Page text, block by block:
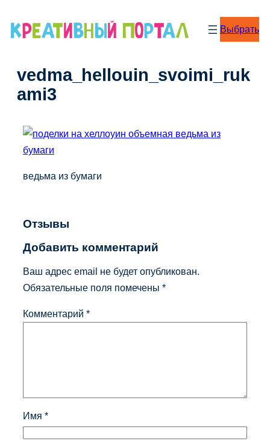
Выбрать
vedma_hellouin_svoimi_ruk
ami3
ведьма из бумаги
Отзывы
Добавить комментарий
Ваш адрес email не будет опубликован.
Обязательные поля помечены *
Комментарий *
Имя *